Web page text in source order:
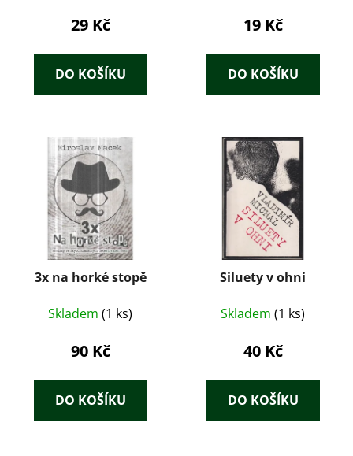
29 Kč
DO KOŠÍKU
19 Kč
DO KOŠÍKU
3x na horké stopě
Skladem (1 ks)
90 Kč
DO KOŠÍKU
Siluety v ohni
Skladem (1 ks)
40 Kč
DO KOŠÍKU